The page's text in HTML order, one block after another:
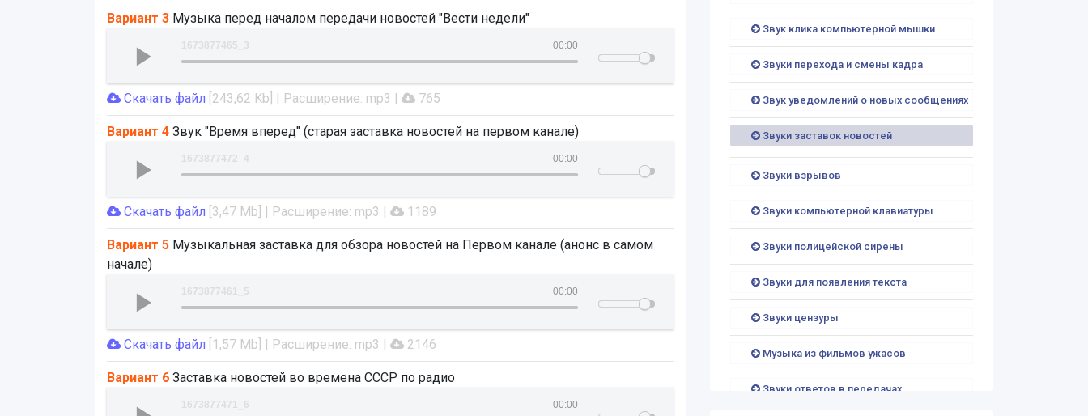
Вариант 3 Музыка перед началом передачи новостей "Вести недели"
00:00
1673877465_3
Скачать файл [243,62 Kb] | Расширение: mp3 | 765
Вариант 4 Звук "Время вперед" (старая заставка новостей на первом канале)
00:00
1673877472_4
Скачать файл [3,47 Mb] | Расширение: mp3 | 1189
Вариант 5 Музыкальная заставка для обзора новостей на Первом канале (анонс в самом
начале)
00:00
1673877461_5
Скачать файл [1,57 Mb] | Расширение: mp3 | 2146
Вариант 6 Заставка новостей во времена СССР по радио
00:00
1673877471_6
Звук клика компьютерной мышки
Звуки перехода и смены кадра
Звук уведомлений о новых сообщениях
Звуки заставок новостей
Звуки взрывов
Звуки компьютерной клавиатуры
Звуки полицейской сирены
Звуки для появления текста
Звуки цензуры
Музыка из фильмов ужасов
Звуки ответов в передачах